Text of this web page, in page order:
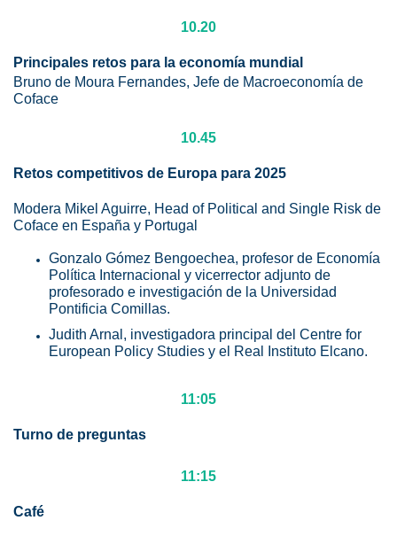
10.20
Principales retos para la economía mundial
Bruno de Moura Fernandes, Jefe de Macroeconomía de
Coface
10.45
Retos competitivos de Europa para 2025
Modera Mikel Aguirre, Head of Political and Single Risk de
Coface en España y Portugal
Gonzalo Gómez Bengoechea, profesor de Economía
Política Internacional y vicerrector adjunto de
profesorado e investigación de la Universidad
Pontificia Comillas.
Judith Arnal, investigadora principal del Centre for
European Policy Studies y el Real Instituto Elcano.
11:05
Turno de preguntas
11:15
Café